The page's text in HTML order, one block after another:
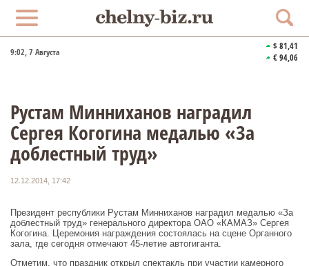
9:02, 7 Августа
$ 81,41
€ 94,06
Рустам Минниханов наградил
Сергея Когогина медалью «За
доблестный труд»
12.12.2014, 17:42
Президент республики Рустам Минниханов наградил медалью «За
доблестный труд» генерального директора ОАО «КАМАЗ» Сергея
Когогина. Церемония награждения состоялась на сцене Органного
зала, где сегодня отмечают 45-летие автогиганта.
Отметим, что праздник открыл спектакль при участии камерного